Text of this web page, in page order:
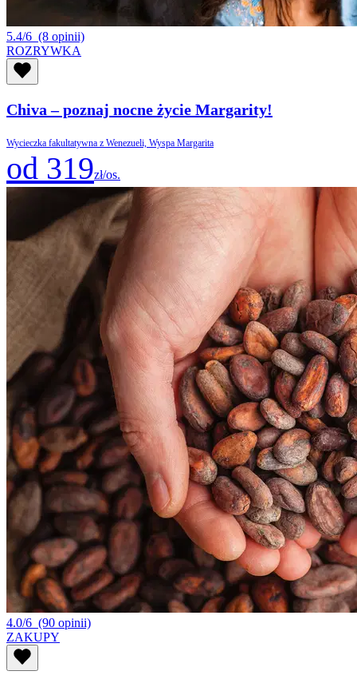
5.4/6 (8 opinii)
ROZRYWKA
Chiva – poznaj nocne życie Margarity!
Wycieczka fakultatywna z Wenezueli, Wyspa Margarita
od 319zł/os.
4.0/6 (90 opinii)
ZAKUPY